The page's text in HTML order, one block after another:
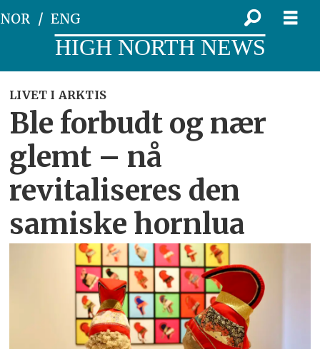
NOR ENG
HIGH NORTH NEWS
LIVET I ARKTIS
Ble forbudt og nær
glemt – nå
revitaliseres den
samiske hornlua